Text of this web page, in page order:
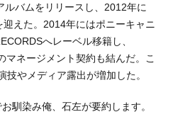
ルバムをリリースし、2012年に
えた。2014年にはポニーキャニ
へレーベル移籍し、
マネージメント契約も結んだ。こ
やメディア露出が増加した。
馴染み俺、石左が要約します。